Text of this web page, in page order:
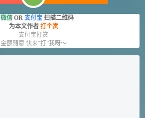
微信 OR 支付宝 扫描二维码
为本文作者 打个赏
支付宝打赏
金额随意 快来“打”我呀～